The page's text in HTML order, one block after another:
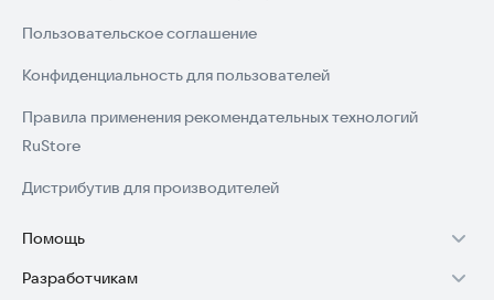
Пользовательское соглашение
Конфиденциальность для пользователей
Правила применения рекомендательных технологий
RuStore
Дистрибутив для производителей
Помощь
Установка RuStore на TV
Разработчикам